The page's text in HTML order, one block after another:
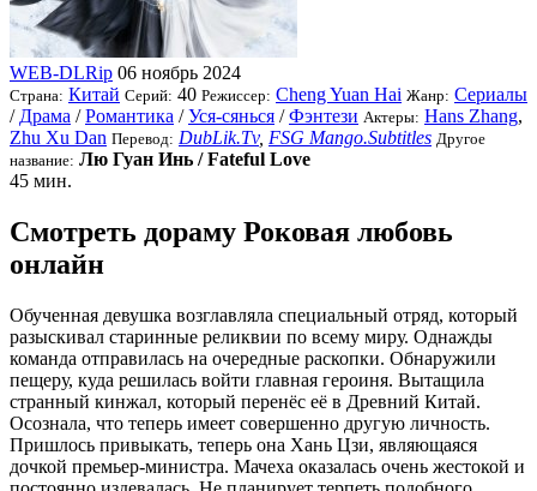
WEB-DLRip 06 ноябрь 2024
Страна: Китай Серий: 40 Режиссер: Cheng Yuan Hai Жанр: Сериалы
/ Драма /Романтика /Уся-сянься /Фэнтези Актеры: Hans Zhang,
Zhu Xu Dan Перевод: DubLik.Tv, FSG Mango.Subtitles Другое
название: Лю Гуан Инь / Fateful Love
45 мин.
Смотреть дораму Роковая любовь
онлайн
Обученная девушка возглавляла специальный отряд, который
разыскивал старинные реликвии по всему миру. Однажды
команда отправилась на очередные раскопки. Обнаружили
пещеру, куда решилась войти главная героиня. Вытащила
странный кинжал, который перенёс её в Древний Китай.
Осознала, что теперь имеет совершенно другую личность.
Пришлось привыкать, теперь она Хань Цзи, являющаяся
дочкой премьер-министра. Мачеха оказалась очень жестокой и